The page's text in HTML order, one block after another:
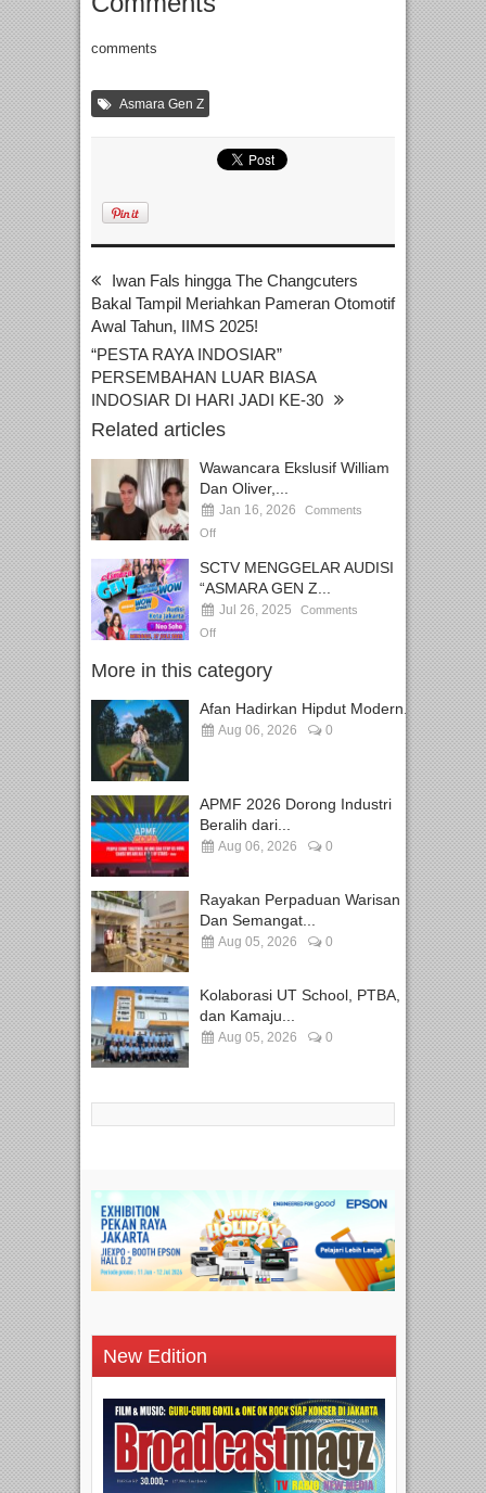
comments
Asmara Gen Z
Iwan Fals hingga The Changcuters
Bakal Tampil Meriahkan Pameran Otomotif
Awal Tahun, IIMS 2025!
“PESTA RAYA INDOSIAR”
PERSEMBAHAN LUAR BIASA
INDOSIAR DI HARI JADI KE-30
Related articles
Wawancara Ekslusif William
Dan Oliver,...
Jan 16, 2026
Comments
Off
SCTV MENGGELAR AUDISI
“ASMARA GEN Z...
Jul 26, 2025
Comments
Off
More in this category
Afan Hadirkan Hipdut Modern...
Aug 06, 2026 0
APMF 2026 Dorong Industri
Beralih dari...
Aug 06, 2026 0
Rayakan Perpaduan Warisan
Dan Semangat...
Aug 05, 2026 0
Kolaborasi UT School, PTBA,
dan Kamaju...
Aug 05, 2026 0
New Edition